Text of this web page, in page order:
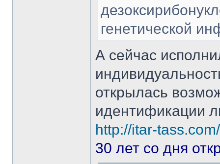
генетической
А сейчас
открылась
идентификации
http://itar-
30 лет со дня